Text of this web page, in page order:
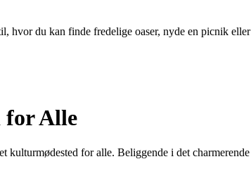
hvor du kan finde fredelige oaser, nyde en picnik
Alle
kulturmødested for alle. Beliggende i det